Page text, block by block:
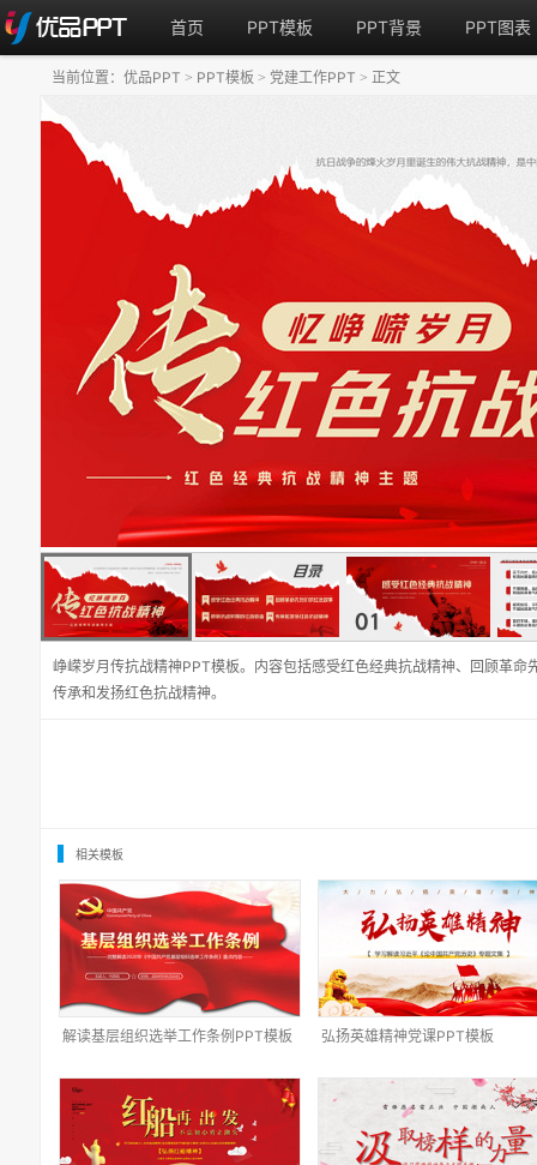
首页 PPT模板 PPT背景 PPT图表
峥嵘岁月传抗战精神PPT模板。内容包括感受红色经典抗战精神、回顾革
传承和发扬红色抗战精神。
当前位置： 优品PPT > PPT模板 > 党建工作PPT > 正文
相关模板
解读基层组织选举工作条例PPT模板 弘扬英雄精神党课PPT模板